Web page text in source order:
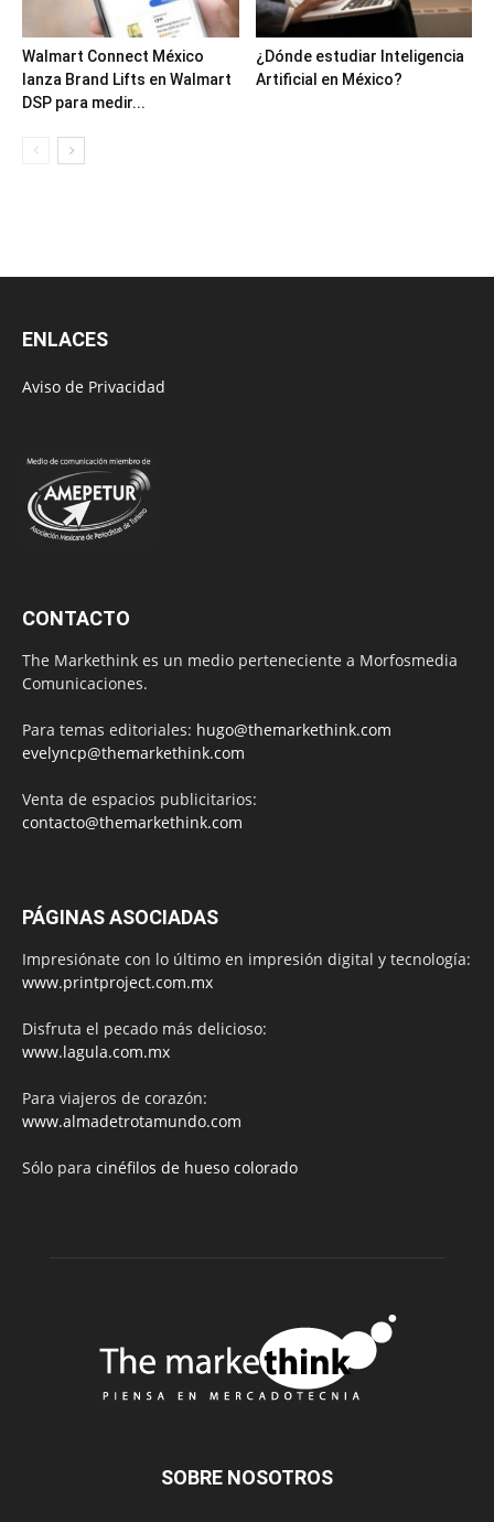
Walmart Connect México
lanza Brand Lifts en Walmart
DSP para medir...
¿Dónde estudiar Inteligencia
Artificial en México?
ENLACES
Aviso de Privacidad
CONTACTO
The Markethink es un medio perteneciente a Morfosmedia
Comunicaciones.
Para temas editoriales: hugo@themarkethink.com
evelyncp@themarkethink.com
Venta de espacios publicitarios:
contacto@themarkethink.com
PÁGINAS ASOCIADAS
Impresiónate con lo último en impresión digital y tecnología:
www.printproject.com.mx
Disfruta el pecado más delicioso:
www.lagula.com.mx
Para viajeros de corazón:
www.almadetrotamundo.com
Sólo para cinéfilos de hueso colorado
SOBRE NOSOTROS